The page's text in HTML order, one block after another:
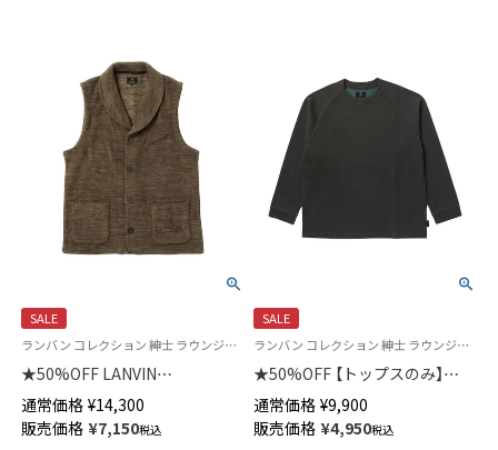
SALE
ランバン コレクション 紳士 ラウンジウェア 羽織 半纏 はんてん あたたかい
★50%OFF LANVIN
COLLECTION 【M・Lサイズ】 カ
チオン染フリース ベスト 前ボ
タン 前開き メンズ 54438034
通常価格 ¥14,300
販売価格 ¥7,150税込
SALE
ランバン コレクション 紳士 ラウンジウェア スウェットシャツ あたたかい
★50%OFF 【トップスのみ】
LANVIN COLLECTION 【M・Lサ
イズ】 針抜きダブルフェイス ク
ルーネック 長袖 トップス メン
通常価格 ¥9,900
販売価格 ¥4,950税込